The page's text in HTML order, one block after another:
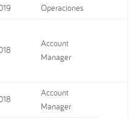
Operaciones
Account
Manager
Account
Manager